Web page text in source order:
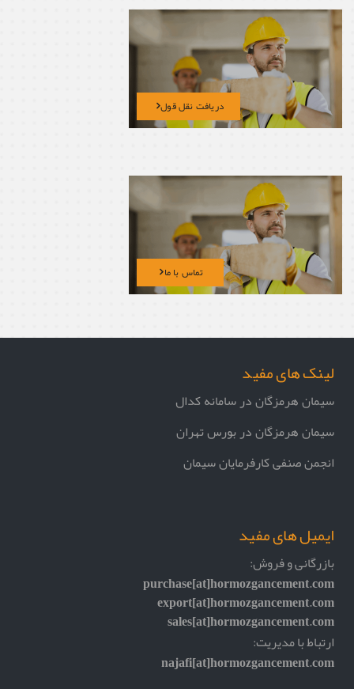
دریافت نقل قول
تماس با ما
لینک های مفید
سیمان هرمزگان در سامانه کدال
سیمان هرمزگان در بورس تهران
انجمن صنفی کارفرمایان سیمان
ایمیل های مفید
بازرگانی و فروش:
purchase[at]hormozgancement.com
export[at]hormozgancement.com
sales[at]hormozgancement.com
ارتباط با مدیریت:
najafi[at]hormozgancement.com